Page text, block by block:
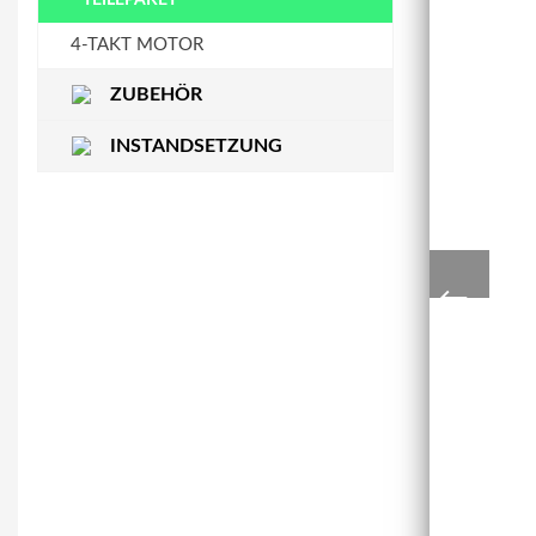
STEUERKETTENSCHIENEWASSERPUMPE
4-TAKT MOTOR
ZUBEHÖR
INSTANDSETZUNG